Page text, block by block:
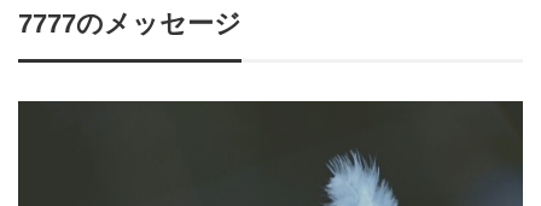
7777のメッセージ